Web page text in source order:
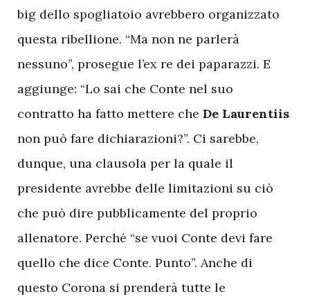
big dello spogliatoio avrebbero organizzato
questa ribellione. “Ma non ne parlerà
nessuno”, prosegue l’ex re dei paparazzi. E
aggiunge: “Lo sai che Conte nel suo
contratto ha fatto mettere che De Laurentiis
non può fare dichiarazioni?”. Ci sarebbe,
dunque, una clausola per la quale il
presidente avrebbe delle limitazioni su ciò
che può dire pubblicamente del proprio
allenatore. Perché “se vuoi Conte devi fare
quello che dice Conte. Punto”. Anche di
questo Corona si prenderà tutte le